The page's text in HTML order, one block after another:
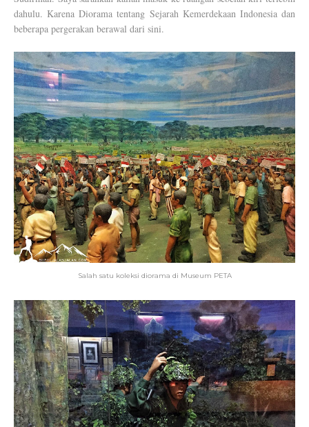
dahulu. Karena Diorama tentang Sejarah Kemerdekaan Indonesia dan
beberapa pergerakan berawal dari sini.
Salah satu koleksi diorama di Museum PETA